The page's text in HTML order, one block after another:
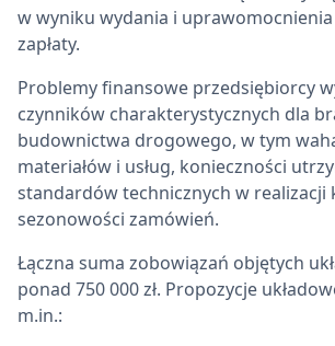
w wyniku wydania i uprawomocnienia
zapłaty.
Problemy finansowe przedsiębiorcy
czynników charakterystycznych dla
budownictwa drogowego, w tym
materiałów i usług, konieczności
standardów technicznych w
sezonowości zamówień.
Łączna suma zobowiązań objętych
ponad 750 000 zł. Propozycje
m.in.: